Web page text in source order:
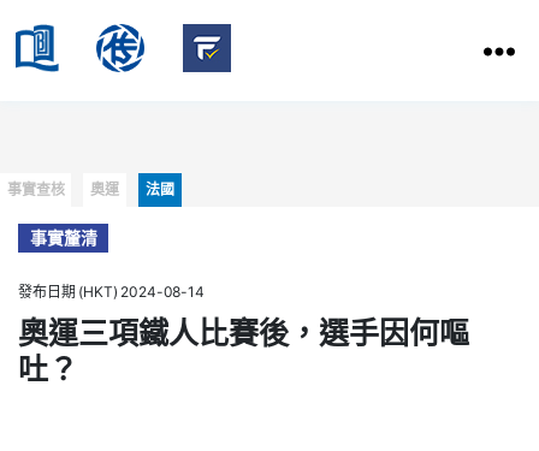
HKBU
of
Communication
Categories
事實查核 奧運 法國
事實釐清
發布日期 (HKT) 2024-08-14
奧運三項鐵人比賽後，選手因何嘔
吐？